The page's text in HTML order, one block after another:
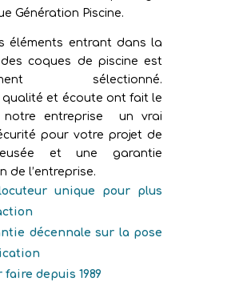
Génération Piscine.
éléments entrant dans la
coques de piscine est
sélectionné.
qualité et écoute ont fait le
notre entreprise un vrai
pour votre projet de
et une garantie
de l’entreprise.
unique pour plus
décennale sur la pose
depuis 1989